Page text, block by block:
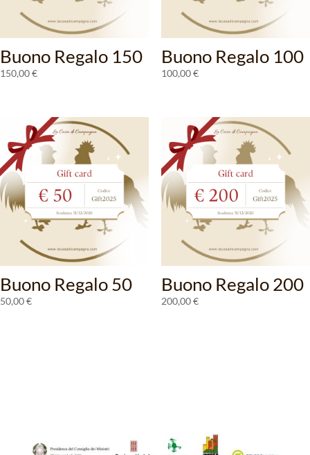
Buono Regalo 150
150,00€
Buono Regalo 100
100,00€
Buono Regalo 50
50,00€
Buono Regalo 200
200,00€